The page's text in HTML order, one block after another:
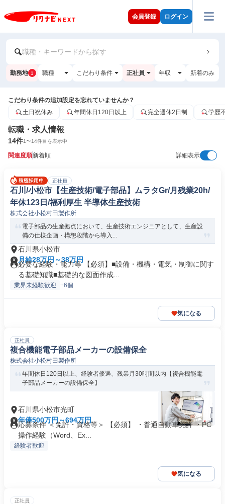
会員登録 ログイン
職種・キーワードから探す
勤務地 1 職種 こだわり条件 正社員 年収 新着のみ
こだわり条件の追加設定を忘れていませんか？
土日祝休み
年間休日120日以上 完全週休2日制 学歴
転職・求人情報
14件1〜14件目を表示中
関連度順新着順 詳細表示
正社員
石川/小松市【生産技術/電子部品】ムラタGr/月残業20h/
年休123日/福利厚生 半導体生産技術
株式会社小松村田製作所
電子部品の生産拠点において、生産技術エンジニアとして、生産設
備の仕様企画・構想段階から導入...
石川県小松市
月給28万円～38万円
必要な経験・能力等 【必須】■設備・機構・電気・制御に関す
る基礎知識■基礎的な図面作成...
業界未経験歓迎 +6個
気になる
正社員
複合機能電子部品メーカーの設備保全
株式会社小松村田製作所
年間休日120日以上、経験者優遇、残業月30時間以内【複合機能電
子部品メーカーの設備保全】
石川県小松市光町
年俸500万円～694万円
応募条件 ＜免許・資格等＞ 【必須】 ・普通自動車免許 ・PC
操作経験（Word、Ex...
経験者歓迎
気になる
正社員